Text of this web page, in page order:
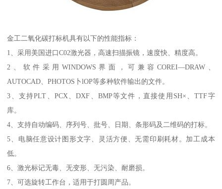
金工二氧化碳打标机具有以下的性能指标：
1、采用美国进口C02激光器，高速扫描振镜，速度快、精度高。
2、软件采用WINDOWS界面，可兼容COREI—DRAW、
AUTOCAD、PHOTOS卜lOP等多种软件输出的文件。
3、支持PLT、PCX、DXF、BMP等文件，直接使用SH×、TTF字
库。
4、支持自动编码、序列号、批号、日期、条形码及二维码的打标。
5、电脑任意设计图形文字、灵活方便、无需印刷耗材。加工成本
低。
6、激光标记无毒、无变形、无污染、耐磨损。
7、可选旋转工作台，适用于打圆周产品。